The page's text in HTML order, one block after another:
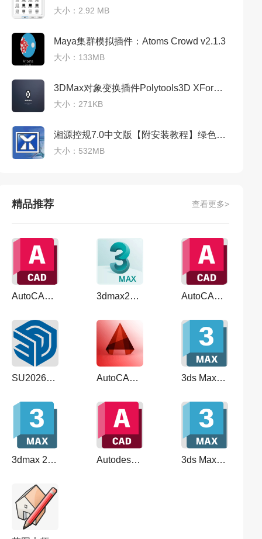
大小：2.92 MB
Maya集群模拟插件：Atoms Crowd v2.1.3
大小：133MB
3DMax对象变换插件Polytools3D XFormer V2.1.3 For 9-2017
大小：271KB
湘源控规7.0中文版【附安装教程】绿色便捷版
大小：532MB
精品推荐 查看更多>
AutoCAD 2024 破解版（cad2024最新版）简体中文免费版 3dmax2020【3dsmax2020安装教程】中文破解版 AutoCAD2026 中文完整版
SU2026【草图大师2026】SketchUp2026中文破解版直装 AutoCAD2020破解版【CAD2020下载】中文激活版 3ds Max2026 中文完整版
3dmax 2024【3Dsmax2024多种破解方法】激活破解版 Autodesk AutoCAD 2023【CAD2023破解补丁版】中文激活版 3ds Max2027 中文完整版